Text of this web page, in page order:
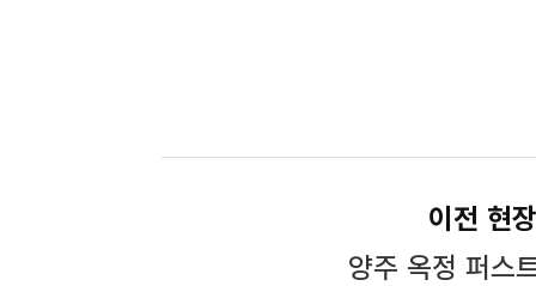
이전 현장
양주 옥정 퍼스